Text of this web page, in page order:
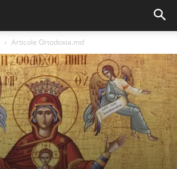
Articole Ortodoxia.md